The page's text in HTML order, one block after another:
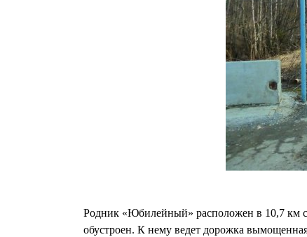
Родник «Юбилейный» расположен в 10,7 км
обустроен. К нему ведет дорожка